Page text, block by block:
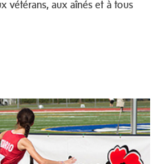
vétérans, aux aînés et à tous